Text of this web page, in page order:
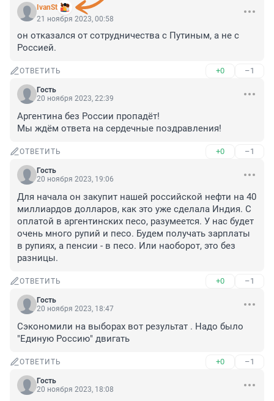
IvanSt
21 ноября 2023, 00:58
он отказался от сотрудничества с Путиным, а не с
Россией.
ОТВЕТИТЬ +0 –1
Гость
20 ноября 2023, 22:39
Аргентина без России пропадёт!
Мы ждём ответа на сердечные поздравления!
ОТВЕТИТЬ +0 –1
Гость
20 ноября 2023, 19:06
Для начала он закупит нашей российской нефти на 40
миллиардов долларов, как это уже сделала Индия. С
оплатой в аргентинских песо, разумеется. У нас будет
очень много рупий и песо. Будем получать зарплаты
в рупиях, а пенсии - в песо. Или наоборот, это без
разницы.
ОТВЕТИТЬ +0 –1
Гость
20 ноября 2023, 18:47
Сэкономили на выборах вот результат . Надо было
"Единую Россию" двигать
ОТВЕТИТЬ +0 –1
Гость
20 ноября 2023, 18:08